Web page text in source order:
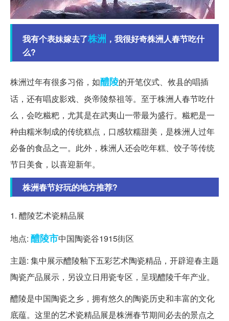
我有个表妹嫁去了株洲 ，我很好奇株洲人春节吃什
么?
株洲过年有很多习俗，如醴陵的开笔仪式、攸县的唱插
话，还有唱皮影戏、炎帝陵祭祖等。至于株洲人春节吃什
么，会吃糍粑，尤其是在武夷山一带最为盛行。糍粑是一
种由糯米制成的传统糕点，口感软糯甜美，是株洲人过年
必备的食品之一。此外，株洲人还会吃年糕、饺子等传统
节日美食，以喜迎新年。
株洲春节好玩的地方推荐?
1. 醴陵艺术瓷精品展
地点: 醴陵市中国陶瓷谷1915街区
主题: 集中展示醴陵釉下五彩艺术陶瓷精品，开辟迎春主题
陶瓷产品展示，另设立日用瓷专区，呈现醴陵千年产业。
醴陵是中国陶瓷之乡，拥有悠久的陶瓷历史和丰富的文化
底蕴。这里的艺术瓷精品展是株洲春节期间必去的景点之